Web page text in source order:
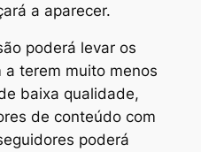
a aparecer.
poderá levar os
a terem muito menos
baixa qualidade,
de conteúdo com
poderá